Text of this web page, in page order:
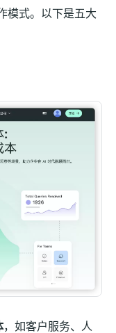
模式。以下是五大
，如客户服务、人